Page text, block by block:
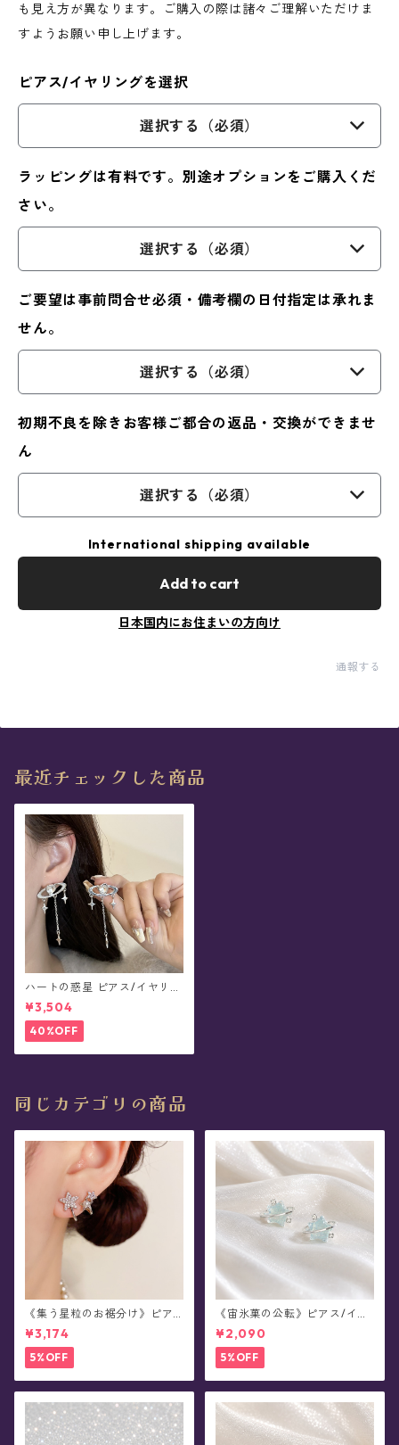
も見え方が異なります。ご購入の際は諸々ご理解いただけま
すようお願い申し上げます。
ピアス/イヤリングを選択
選択する（必須）
ラッピングは有料です。別途オプションをご購入くだ
さい。
選択する（必須）
ご要望は事前問合せ必須・備考欄の日付指定は承れま
せん。
選択する（必須）
初期不良を除きお客様ご都合の返品・交換ができませ
ん
選択する（必須）
International shipping available
Add to cart
日本国内にお住まいの方向け
通報する
最近チェックした商品
ハートの惑星 ピアス/イヤリン
グ
¥3,504
40%OFF
同じカテゴリの商品
《集う星粒のお裾分け》ピア
ス
¥3,174
5%OFF
《宙氷菓の公転》ピアス/イヤ
リング
¥2,090
5%OFF